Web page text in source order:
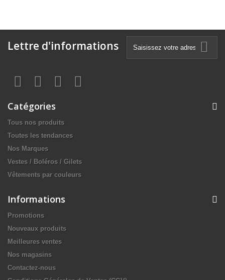
Lettre d'informations
Catégories
Tous nos produits
Toutes les tendances
Nos Marques
Vestes / Boléros / Gilets
Vêtements par couleurs
Informations
Promotions
Nouveaux produits
Meilleures ventes
Nos magasins
Contactez-nous